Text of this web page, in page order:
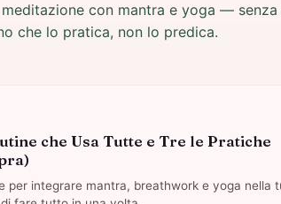
con mantra e yoga — senza
che lo pratica, non lo predica.
che Usa Tutte e Tre le Pratiche
per integrare mantra, breathwork e yoga nella